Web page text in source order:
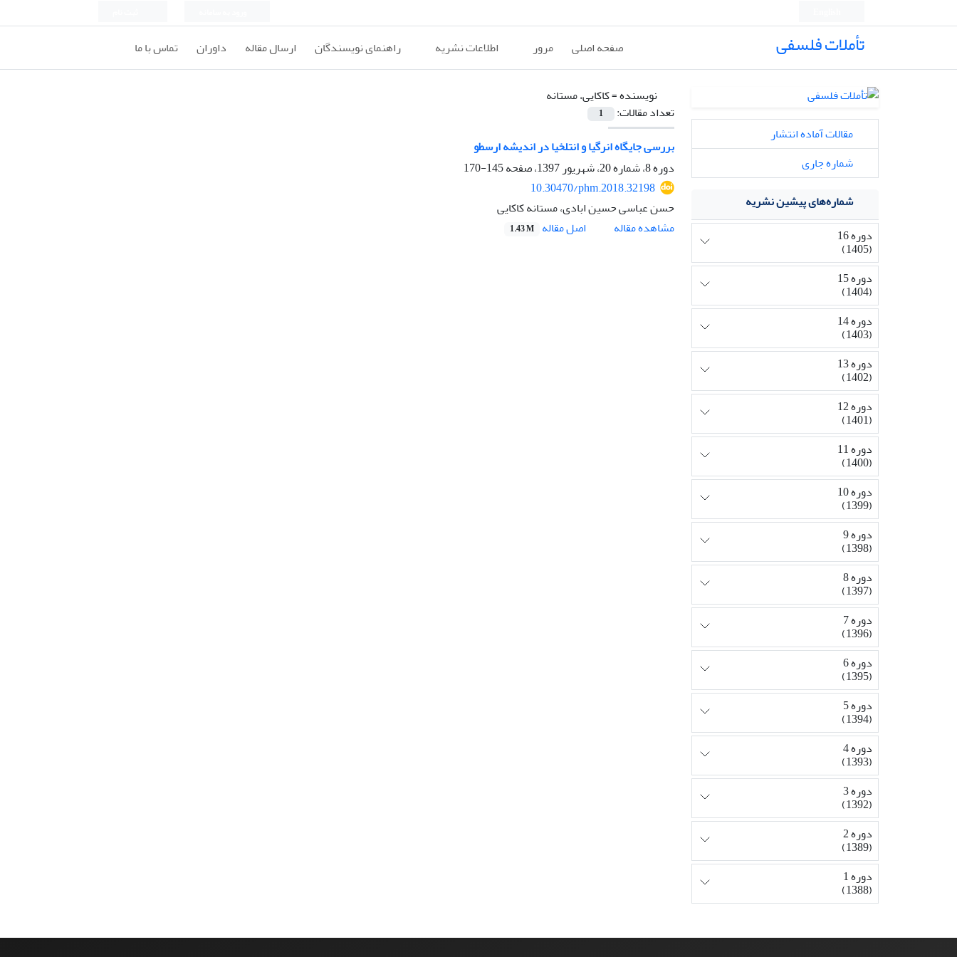
تأملات فلسفی صفحه اصلی مرور اطلاعات نشریه راهنمای نویسندگان ارسال مقاله داوران تماس با ما
نویسنده =کاکایی، مستانه
تعداد مقالات:
1
بررسی جایگاه انرگیا و انتلخیا در اندیشه ارسطو
دوره 8، شماره 20، شهریور 1397، صفحه
145-170
10.30470/phm.2018.32198
حسن عباسی حسین ابادی، مستانه کاکایی
مشاهده مقاله
اصل مقاله 1.43 M
مقالات آماده انتشار
شماره جاری
شماره‌های پیشین نشریه
دوره 16
(1405)
دوره 15
(1404)
دوره 14
(1403)
دوره 13
(1402)
دوره 12
(1401)
دوره 11
(1400)
دوره 10
(1399)
دوره 9
(1398)
دوره 8
(1397)
دوره 7
(1396)
دوره 6
(1395)
دوره 5
(1394)
دوره 4
(1393)
دوره 3
(1392)
دوره 2
(1389)
دوره 1
(1388)